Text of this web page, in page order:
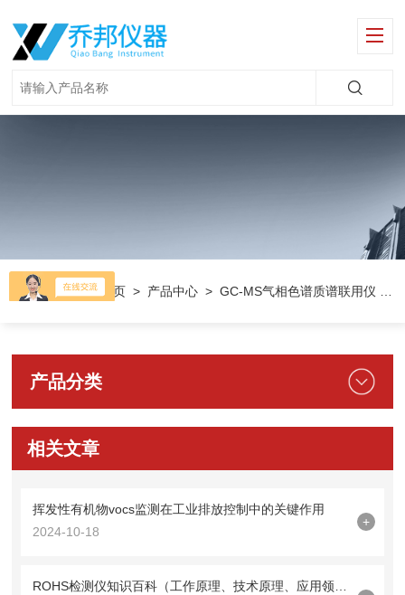
当前位置： 首页 > 产品中心 >GC-MS气相色谱质谱联用仪
产品分类
相关文章
挥发性有机物vocs监测在工业排放控制中的关键作用
2024-10-18
+